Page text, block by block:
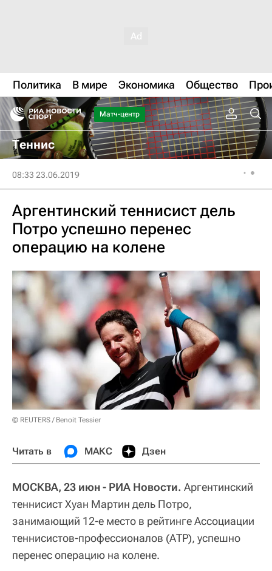
Политика В мире Экономика Общество
Матч-центр
Теннис
08:33 23.06.2019
Аргентинский теннисист дель
Потро успешно перенес
операцию на колене
© REUTERS / Benoit Tessier
Читать в МАКС Дзен
МОСКВА, 23 июн - РИА Новости. Аргентинский
теннисист Хуан Мартин дель Потро,
занимающий 12-е место в рейтинге Ассоциации
теннисистов-профессионалов (АТР), успешно
перенес операцию на колене.